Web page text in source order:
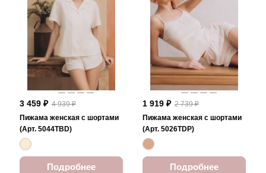
3 459 ₽ 4 939 ₽
Пижама женская с шортами
(Арт. 5044TBD)
Подробнее
1 919 ₽ 2 739 ₽
Пижама женская с шортами
(Арт. 5026TDP)
Подробнее